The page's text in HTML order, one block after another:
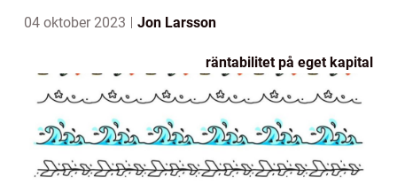
04 oktober 2023 Jon Larsson
räntabilitet på eget kapital